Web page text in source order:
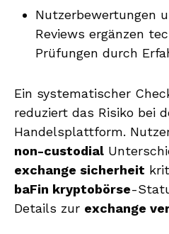
Nutzerbewertungen
Reviews ergänzen
Prüfungen durch
Ein systematischer
reduziert das Risiko bei
Handelsplattform.
non-custodial
exchange sicherheit
baFin kryptobörse-
Details zur exchange